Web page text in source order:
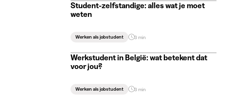
Student-zelfstandige: alles wat je moet
weten
Werken als jobstudent 3 min
Werkstudent in België: wat betekent dat
voor jou?
Werken als jobstudent 3 min